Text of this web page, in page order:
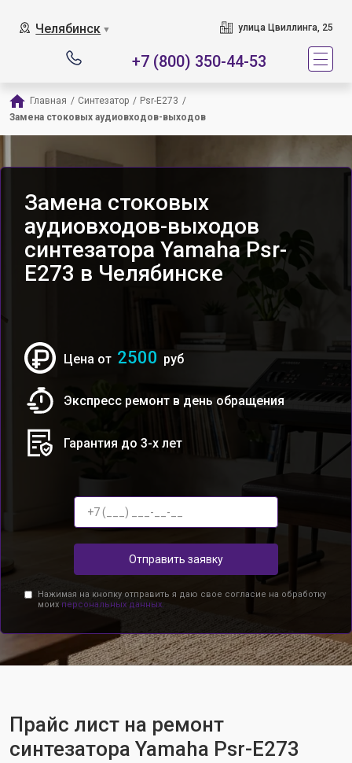
Челябинск ▼ улица Цвиллинга, 25
+7 (800) 350-44-53
Главная / Синтезатор / Psr-E273 /
Замена стоковых аудиовходов-выходов
Замена стоковых
аудиовходов-выходов
синтезатора Yamaha Psr-
E273 в Челябинске
Цена от 2500 руб
Экспресс ремонт в день обращения
Гарантия до 3-х лет
Отправить заявку
Нажимая на кнопку отправить я даю свое согласие на обработку
моих персональных данных.
Прайс лист на ремонт
синтезатора Yamaha Psr-E273